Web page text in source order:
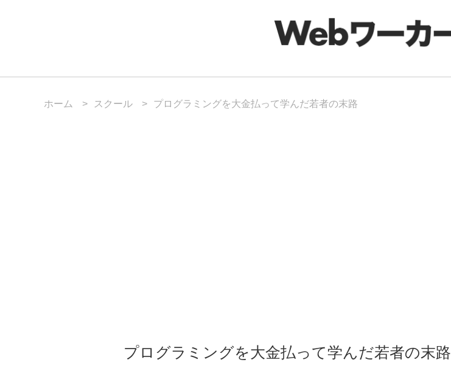
ホーム スクール プログラミングを大金払って学んだ若者の末路
プログラミングを大金払って学んだ若者の末路